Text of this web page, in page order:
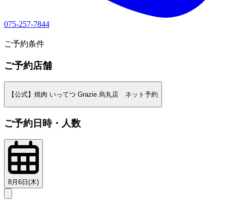
075-257-7844
ご予約条件
ご予約店舗
【公式】焼肉 いってつ Grazie 烏丸店 ネット予約
ご予約日時・人数
8月6日(木)